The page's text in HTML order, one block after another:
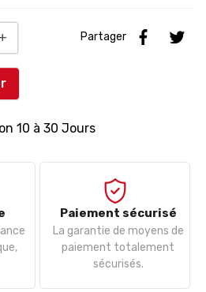
+ Partager
10 à 30 Jours
Paiement sécurisé
La garantie de moyens de
paiement totalement
sécurisés.